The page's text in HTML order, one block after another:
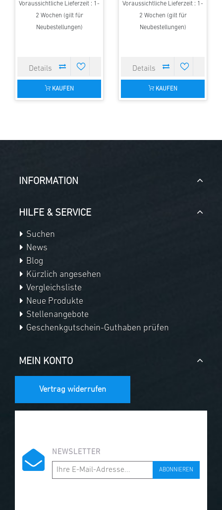
Voraussichtliche Lieferzeit : 1-
2 Wochen (gilt für
Neubestellungen)
KAUFEN
Voraussichtliche Lieferzeit : 1-
2 Wochen (gilt für
Neubestellungen)
KAUFEN
INFORMATION
HILFE & SERVICE
Suchen
News
Blog
Kürzlich angesehen
Vergleichsliste
Neue Produkte
Stellenangebote
Geschenkgutschein-Guthaben prüfen
MEIN KONTO
Vertrag widerrufen
NEWSLETTER
ABONNIEREN